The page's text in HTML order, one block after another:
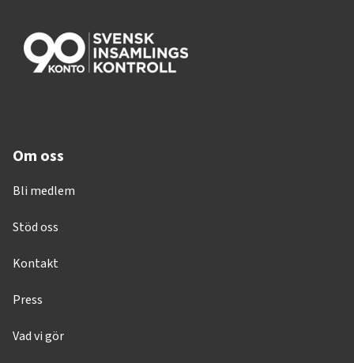
Om oss
Bli medlem
Stöd oss
Kontakt
Press
Vad vi gör